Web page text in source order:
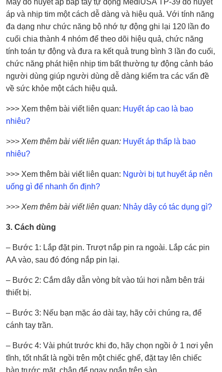
Máy đo huyết áp bắp tay tự động MediUSA TP-39 đo huyết
áp và nhịp tim một cách dễ dàng và hiệu quả. Với tính năng
đa dạng như chức năng bộ nhớ tự động ghi lại 120 lần đo
cuối chia thành 4 nhóm để theo dõi hiệu quả, chức năng
tính toán tự động và đưa ra kết quả trung bình 3 lần đo cuối,
chức năng phát hiện nhịp tim bất thường tự động cảnh báo
người dùng giúp người dùng dễ dàng kiểm tra các vấn đề
về sức khỏe một cách hiệu quả.
>>> Xem thêm bài viết liên quan: Huyết áp cao là bao
nhiêu?
>>> Xem thêm bài viết liên quan: Huyết áp thấp là bao
nhiêu?
>>> Xem thêm bài viết liên quan: Người bị tụt huyết áp nên
uống gì để nhanh ổn định?
>>> Xem thêm bài viết liên quan: Nhảy dây có tác dụng gì?
3. Cách dùng
– Bước 1: Lắp đặt pin. Trượt nắp pin ra ngoài. Lắp các pin
AA vào, sau đó đóng nắp pin lại.
– Bước 2: Cắm dây dẫn vòng bít vào túi hơi nằm bên trái
thiết bị.
– Bước 3: Nếu bạn mặc áo dài tay, hãy cởi chúng ra, để
cánh tay trần.
– Bước 4: Vài phút trước khi đo, hãy chọn ngồi ở 1 nơi yên
tĩnh, tốt nhất là ngồi trên một chiếc ghế, đặt tay lên chiếc
bàn trước mặt, chân để ngay ngắn trên sàn.